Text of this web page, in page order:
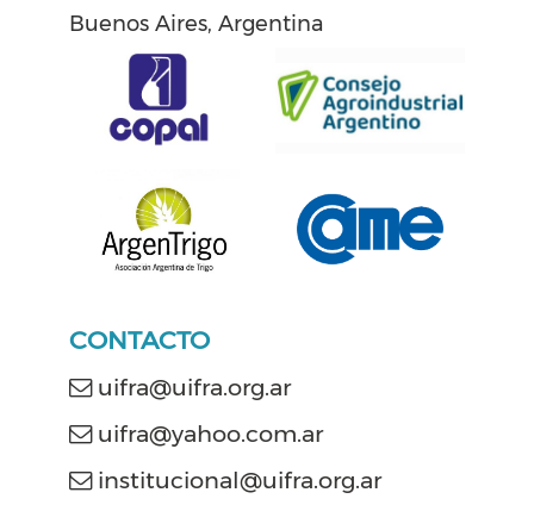
Buenos Aires, Argentina
CONTACTO
uifra@uifra.org.ar
uifra@yahoo.com.ar
institucional@uifra.org.ar